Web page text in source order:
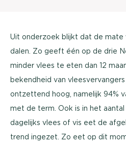
Uit onderzoek blijkt dat de mate
dalen. Zo geeft één op de drie
minder vlees te eten dan 12
bekendheid van
ontzettend hoog, namelijk 94%
met de term. Ook is in het
dagelijks vlees of vis eet de
trend ingezet. Zo eet op dit